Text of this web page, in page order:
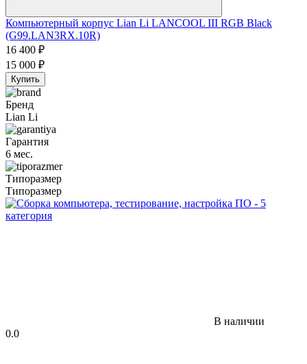
Компьютерный корпус Lian Li LANCOOL III RGB Black
(G99.LAN3RX.10R)
16 400 ₽
15 000 ₽
Купить
Бренд
Lian Li
Гарантия
6 мес.
Типоразмер
Типоразмер
В наличии
0.0